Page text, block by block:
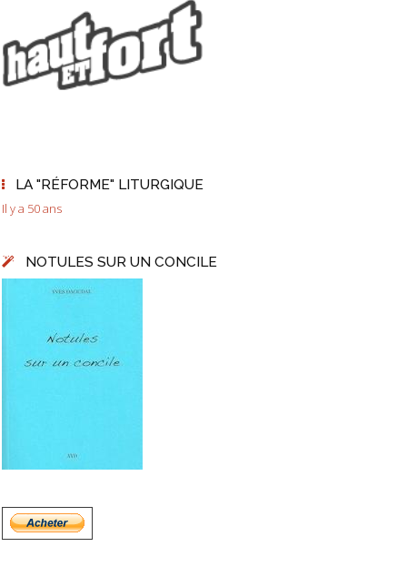
LA "RÉFORME" LITURGIQUE
Il y a 50 ans
NOTULES SUR UN CONCILE